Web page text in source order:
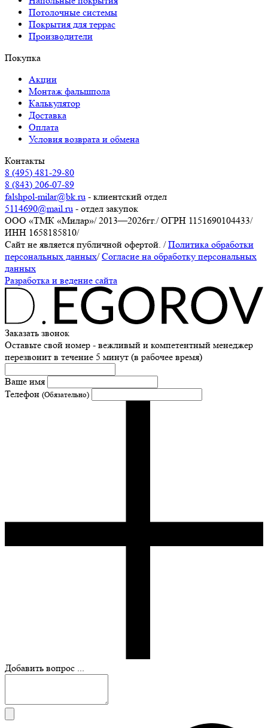
Потолочные системы
Покрытия для террас
Производители
Покупка
Акции
Монтаж фальшпола
Калькулятор
Доставка
Оплата
Условия возврата и обмена
Контакты
8 (495) 481-29-80
8 (843) 206-07-89
falshpol-milar@bk.ru - клиентский отдел
5114690@mail.ru - отдел закупок
ООО «ТМК «Милар»/ 2013—2026гг./ОГРН 1151690104433/
ИНН 1658185810/
Сайт не является публичной офертой. / Политика обработки
персональных данных/ Согласие на обработку персональных
данных
Разработка и ведение сайта
Заказать звонок
Оставьте свой номер - вежливый и компетентный менеджер
перезвонит в течение 5 минут (в рабочее время)
Ваше имя
Телефон (Обязательно)
Добавить вопрос ...